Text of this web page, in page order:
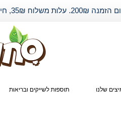
35₪, חינם מעל 350₪ נטו. איסוף ללא מינימום.
שלנו תוספות לשייקים ובריאות